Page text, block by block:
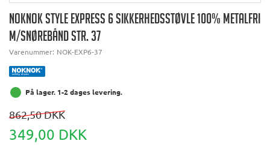
NOKNOK STYLE EXPRESS 6 SIKKERHEDSSTØVLE 100% METALFRI
M/SNØREBÅND STR. 37
Varenummer: NOK-EXP6-37
På lager. 1-2 dages levering.
862,50 DKK
349,00 DKK